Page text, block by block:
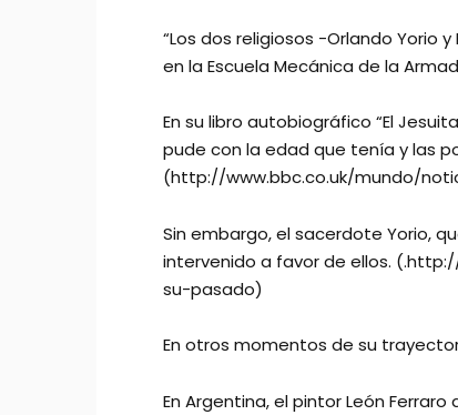
“Los dos religiosos -Orlando Yorio
en la Escuela Mecánica de la
En su libro autobiográfico “El
pude con la edad que tenía y las
(http://www.bbc.co.uk/mundo/
Sin embargo, el sacerdote Yorio,
intervenido a favor de ellos.
su-pasado)
En otros momentos de su
En Argentina, el pintor León